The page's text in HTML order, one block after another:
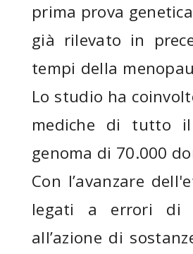
prima prova
già rilevato in
tempi della
Lo studio ha
mediche di tutto
genoma di 70.000
Con l’avanzare
legati a errori di
all’azione di